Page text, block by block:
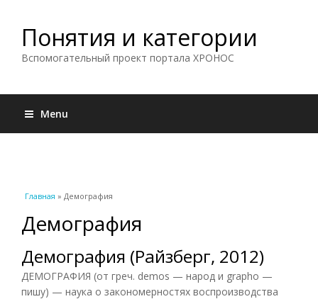
Понятия и категории
Вспомогательный проект портала ХРОНОС
Menu
Вы здесь
Главная » Демография
Демография
Демография (Райзберг, 2012)
ДЕМОГРАФИЯ (от греч. demos — народ и grapho —
пишу) — наука о закономерностях воспроизводства